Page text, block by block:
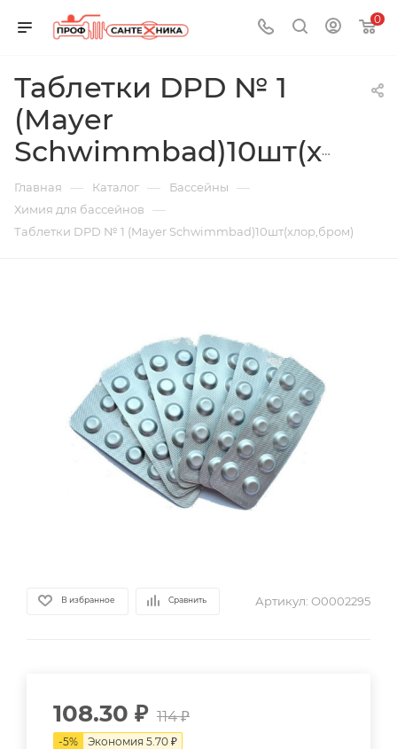
0
Таблетки DPD № 1
(Mayer
Schwimmbad)10шт(хлор,бром)
Главная — Каталог — Бассейны —
Химия для бассейнов —
Таблетки DPD № 1 (Mayer Schwimmbad)10шт(хлор,бром)
В избранное Сравнить Артикул: О0002295
108.30 ₽ 114₽
-5% Экономия 5.70 ₽